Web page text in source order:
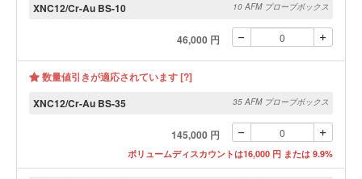
XNC12/Cr-Au BS-10 10 AFM プローブボックス
46,000 円
数量値引きが適応されています [?]
XNC12/Cr-Au BS-35
35 AFM プローブボックス
145,000 円
ボリュームディスカウントは16,000 円 または 9.9%